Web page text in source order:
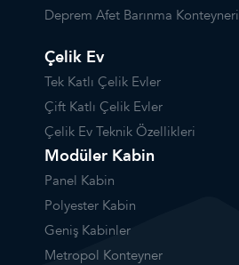
Deprem Afet Barınma Konteyneri
Çelik Ev
Tek Katlı Çelik Evler
Çift Katlı Çelik Evler
Çelik Ev Teknik Özellikleri
Modüler Kabin
Panel Kabin
Polyester Kabin
Geniş Kabinler
Metropol Konteyner